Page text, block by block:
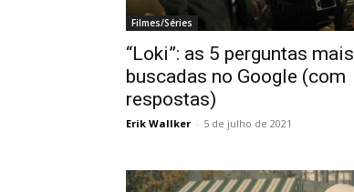
Filmes/Séries
“Loki”: as 5 perguntas mais
buscadas no Google (com
respostas)
Erik Wallker - 5 de julho de 2021